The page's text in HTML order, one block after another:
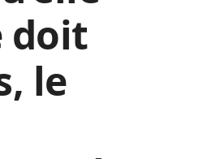
doit
le